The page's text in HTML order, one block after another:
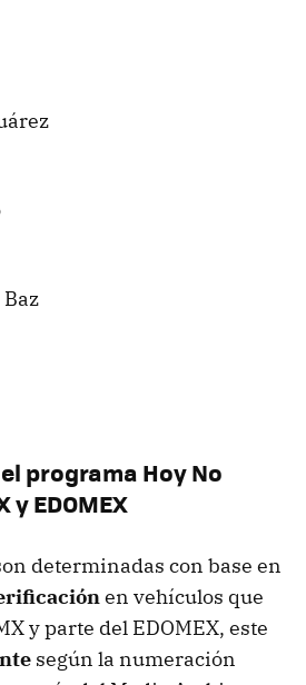
programa Hoy No
y EDOMEX
determinadas con base en
en vehículos que
y parte del EDOMEX, este
según la numeración